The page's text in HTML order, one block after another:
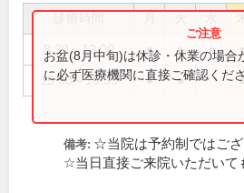
8:30～12:00 ● ● ● ●
15:30～18:30 ● ● ●
お盆(8月中旬)は休診・休業の場合
に必ず医療機関に直接ご確認くださ
備考: ☆当院は予約制ではご
☆当日直接ご来院いただい